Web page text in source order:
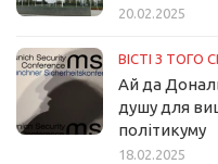
20.02.2025
ВІСТІ З ТОГО
Ай да
душу для
політикуму
18.02.2025